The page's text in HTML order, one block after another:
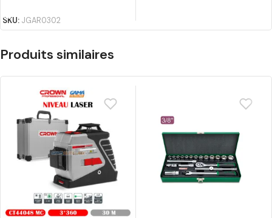
SKU: JGAR0302
Produits similaires